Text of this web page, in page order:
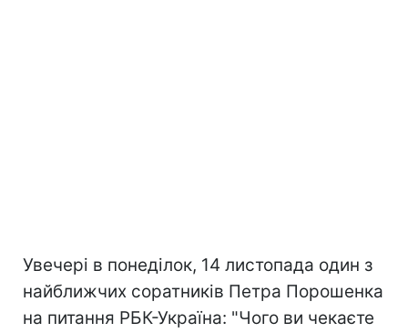
Увечері в понеділок, 14 листопада один з
найближчих соратників Петра Порошенка
на питання РБК-Україна: "Чого ви чекаєте